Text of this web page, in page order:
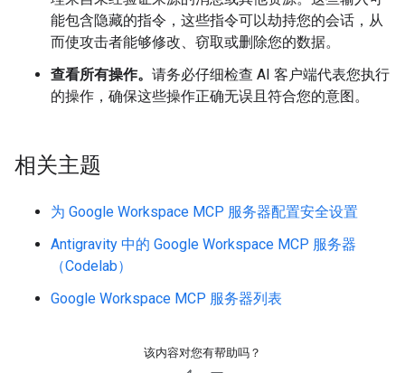
能包含隐藏的指令，这些指令可以劫持您的会话，从
而使攻击者能够修改、窃取或删除您的数据。
查看所有操作。 请务必仔细检查 AI 客户端代表您执行
的操作，确保这些操作正确无误且符合您的意图。
相关主题
为 Google Workspace MCP 服务器配置安全设置
Antigravity 中的 Google Workspace MCP 服务器
（Codelab）
Google Workspace MCP 服务器列表
该内容对您有帮助吗？